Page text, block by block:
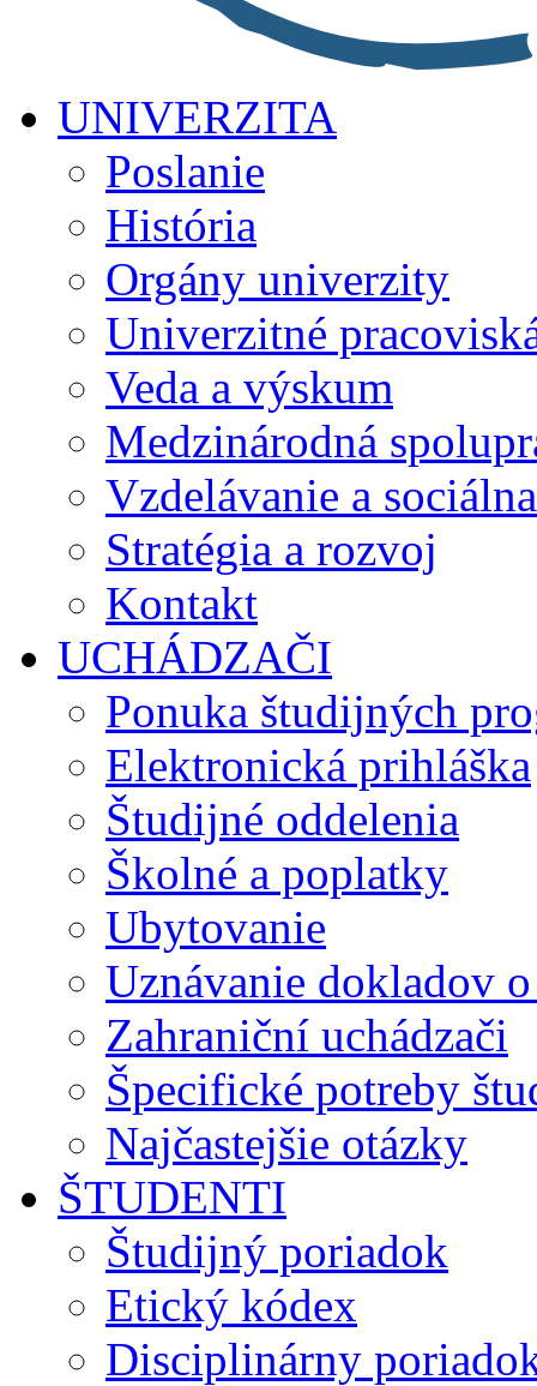
UNIVERZITA
Poslanie
História
Orgány univerzity
Univerzitné
Veda a výskum
Medzinárodná
Vzdelávanie a
Stratégia a rozvoj
Kontakt
UCHÁDZAČI
Ponuka študijných
Elektronická prihláška
Študijné oddelenia
Školné a poplatky
Ubytovanie
Uznávanie dokladov
Zahraniční uchádzači
Špecifické potreby
Najčastejšie otázky
ŠTUDENTI
Študijný poriadok
Etický kódex
Disciplinárny